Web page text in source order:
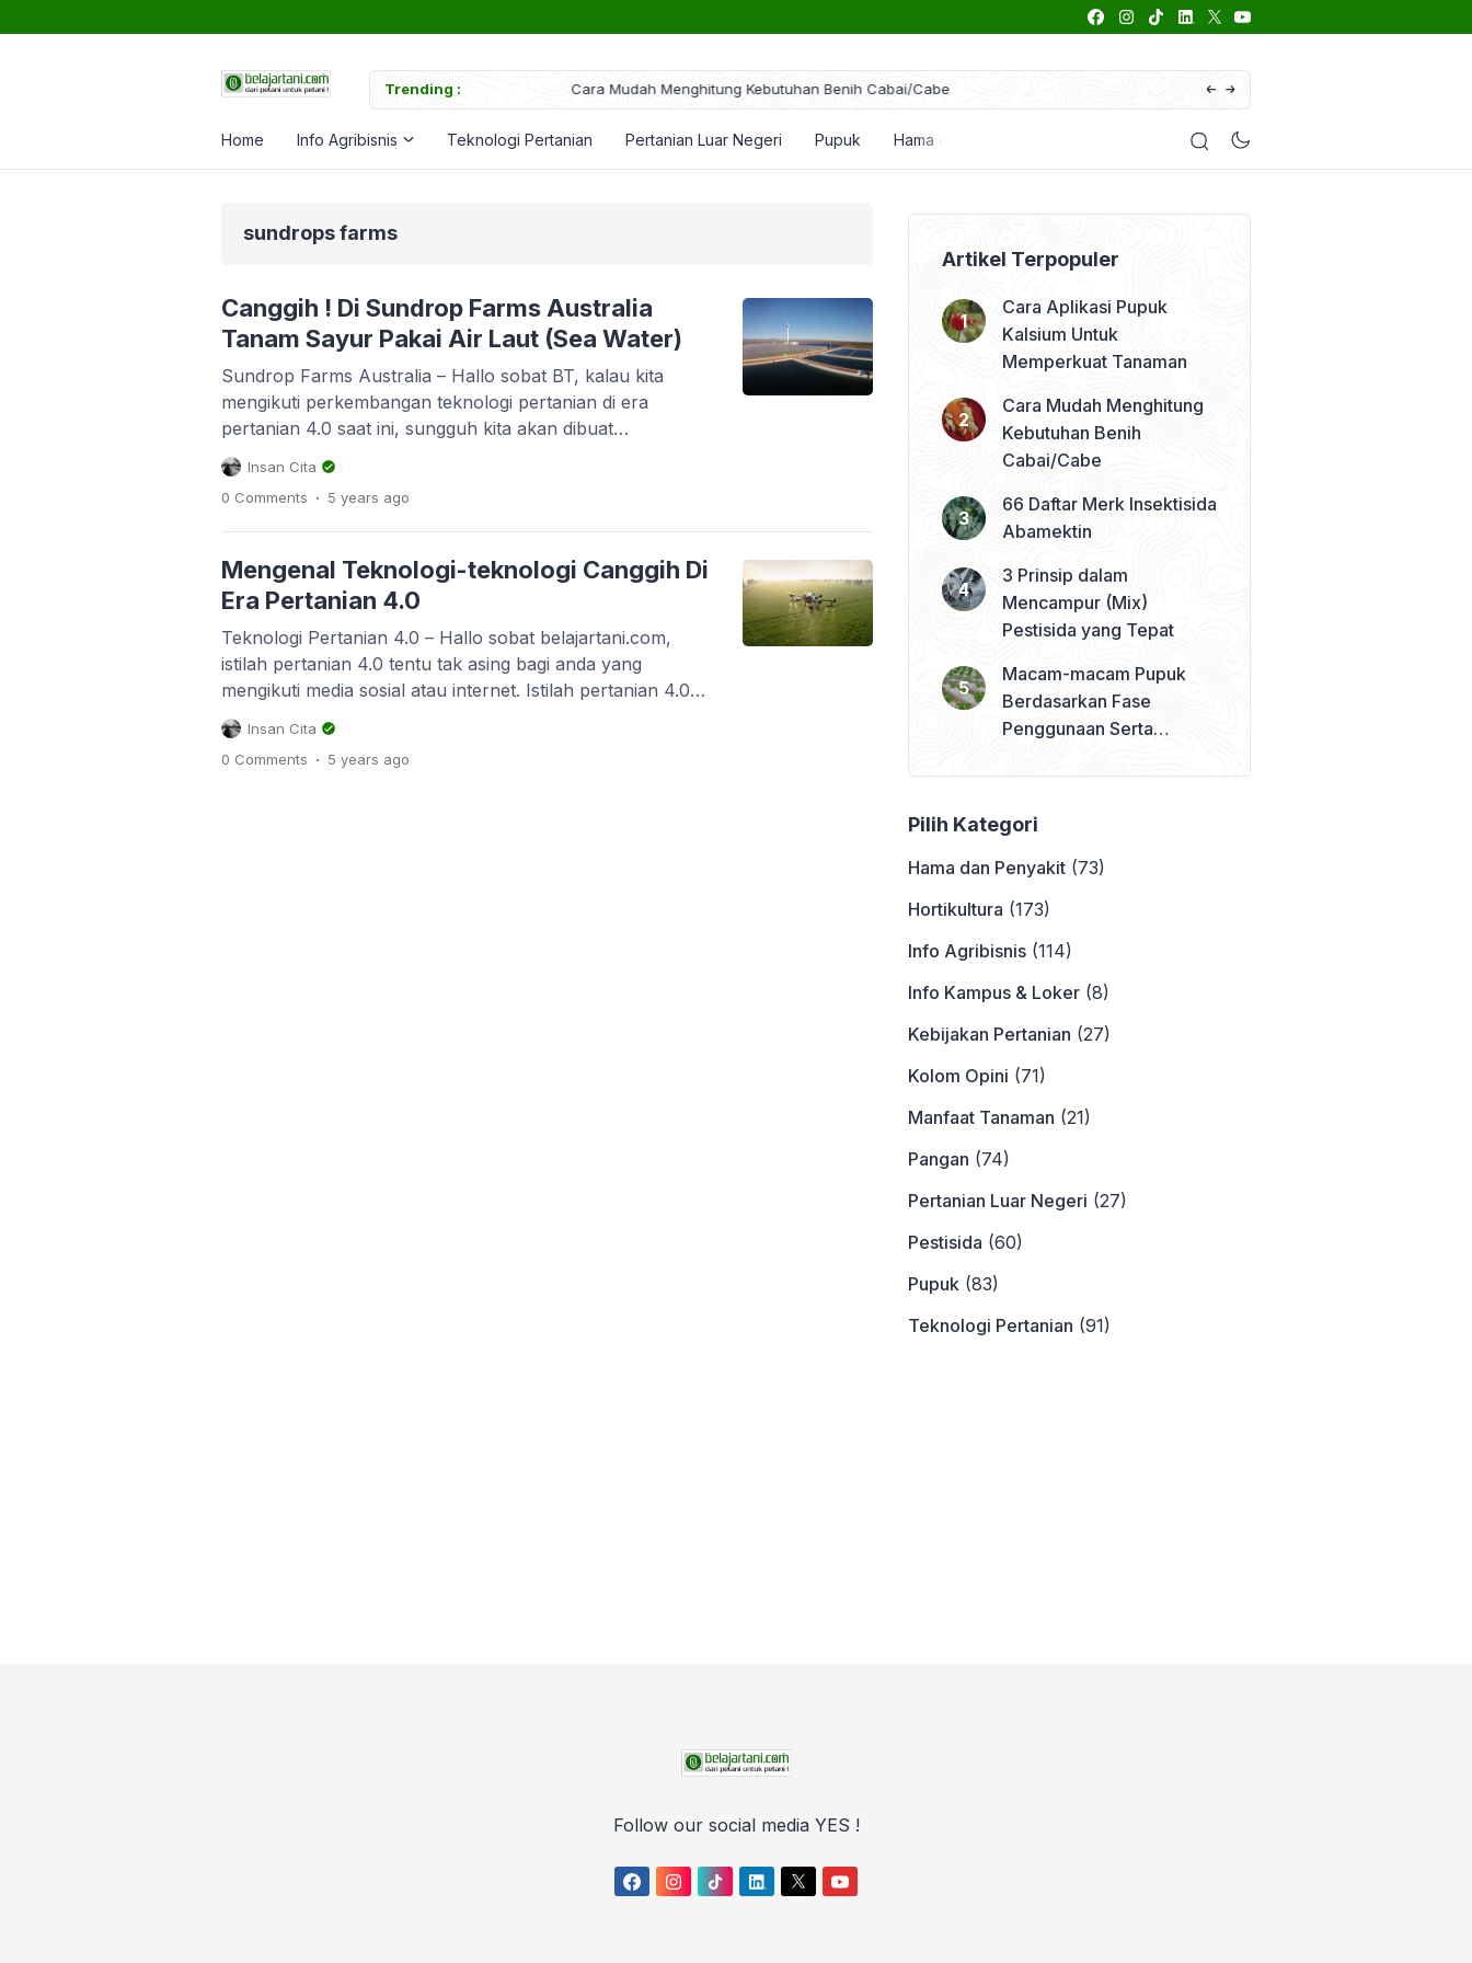
Trending : Cara Mudah Menghitung Kebutuhan Benih Cabai/Cabe 66 Daftar Merk Insektisida Abamektin
Home Info Agribisnis Teknologi Pertanian Pertanian Luar Negeri Pupuk Hama dan Penyakit Manfaat Tanaman
sundrops farms
Canggih ! Di Sundrop Farms Australia
Tanam Sayur Pakai Air Laut (Sea Water)
Sundrop Farms Australia – Hallo sobat BT, kalau kita
mengikuti perkembangan teknologi pertanian di era
pertanian 4.0 saat ini, sungguh kita akan dibuat
tercengang. Bagaimana tidak, dengan sentuhan teknologi,
apa yang mungkin mustahil 100 tahun yang lalu, kini jadi
kenyataan. Misalnya saja gurun yang dulunya hampir
mustahil digunakan untuk bercocok tanam kini sudah
banyak yang […]
Insan Cita
0 Comments . 5 years ago
Mengenal Teknologi-teknologi Canggih Di
Era Pertanian 4.0
Teknologi Pertanian 4.0 – Hallo sobat belajartani.com,
istilah pertanian 4.0 tentu tak asing bagi anda yang
mengikuti media sosial atau internet. Istilah pertanian 4.0
juga banyak dibicarakan oleh berbagai pihak seperti
pemerintah maupun perusahaan teknologi pertanian. Apa
sih pertanian 4.0 itu ? Dan teknologi apa saja yang ada
Insan Cita
0 Comments . 5 years ago
Artikel Terpopuler
Cara Aplikasi Pupuk
Kalsium Untuk
Memperkuat Tanaman
Cara Mudah Menghitung
Kebutuhan Benih
Cabai/Cabe
66 Daftar Merk Insektisida
Abamektin
3 Prinsip dalam
Mencampur (Mix)
Pestisida yang Tepat
Macam-macam Pupuk
Berdasarkan Fase
Penggunaan Serta
Pilih Kategori
Hama dan Penyakit(73)
Hortikultura (173)
Info Agribisnis(114)
Info Kampus & Loker(8)
Kebijakan Pertanian (27)
Kolom Opini (71)
Manfaat Tanaman (21)
Pangan (74)
Pertanian Luar Negeri (27)
Pestisida (60)
Pupuk(83)
Teknologi Pertanian (91)
Follow our social media YES !